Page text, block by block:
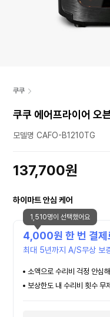
쿠쿠
쿠쿠 에어프라이어
모델명 CAFO-B1210TG
137,700원
하이마트 안심 케어
4,000원 한 번 결제
최대 5년까지 A/S무상 보
소액으로 수리비 걱정 안심
보상한도 내 수리비 횟수 무
1,510명이 선택했어요